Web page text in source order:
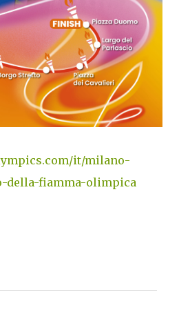
it/milano-
della-fiamma-olimpica